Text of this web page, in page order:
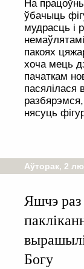
На
ўбачыць
мудрасць і
пакоях
хоча мець
пачаткам
пасялілася
нясуць
Аўторак, 2
Яшчэ раз
Богу